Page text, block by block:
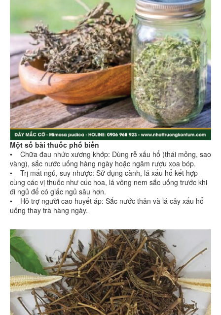
Một số bài thuốc phổ biến
• Chữa đau nhức xương khớp: Dùng rễ xấu hổ (thái mỏng, sao
vàng), sắc nước uống hàng ngày hoặc ngâm rượu xoa bóp.
• Trị mất ngủ, suy nhược: Sử dụng cành, lá xấu hổ kết hợp
cùng các vị thuốc như cúc hoa, lá vông nem sắc uống trước khi
đi ngủ để có giấc ngủ sâu hơn.
• Hỗ trợ người cao huyết áp: Sắc nước thân và lá cây xấu hổ
uống thay trà hàng ngày.